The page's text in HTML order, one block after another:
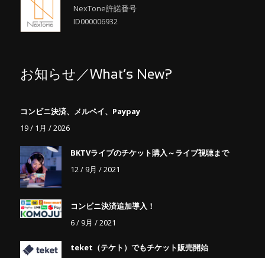
NexTone許諾番号
ID000006932
お知らせ／What’s New?
コンビニ決済、メルペイ、Paypay
19 / 1月 / 2026
BKTVライブのチケット購入～ライブ視聴まで
12 / 9月 / 2021
コンビニ決済追加導入！
6 / 9月 / 2021
teket（テケト）でもチケット販売開始